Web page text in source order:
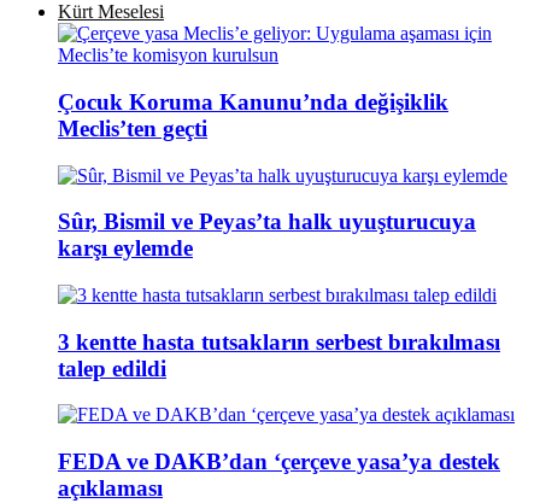
Kürt Meselesi
Çocuk Koruma Kanunu’nda değişiklik
Meclis’ten geçti
Sûr, Bismil ve Peyas’ta halk uyuşturucuya
karşı eylemde
3 kentte hasta tutsakların serbest bırakılması
talep edildi
FEDA ve DAKB’dan ‘çerçeve yasa’ya destek
açıklaması